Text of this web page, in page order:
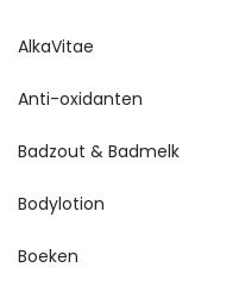
AlkaVitae
Anti-oxidanten
Badzout & Badmelk
Bodylotion
Boeken